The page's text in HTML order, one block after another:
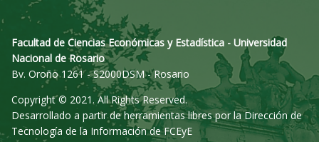
Facultad de Ciencias Económicas y Estadística - Universidad
Nacional de Rosario
Bv. Oroño 1261 - S2000DSM - Rosario
Copyright © 2021. All Rights Reserved.
Desarrollado a partir de herramientas libres por la Dirección de
Tecnología de la Información de FCEyE